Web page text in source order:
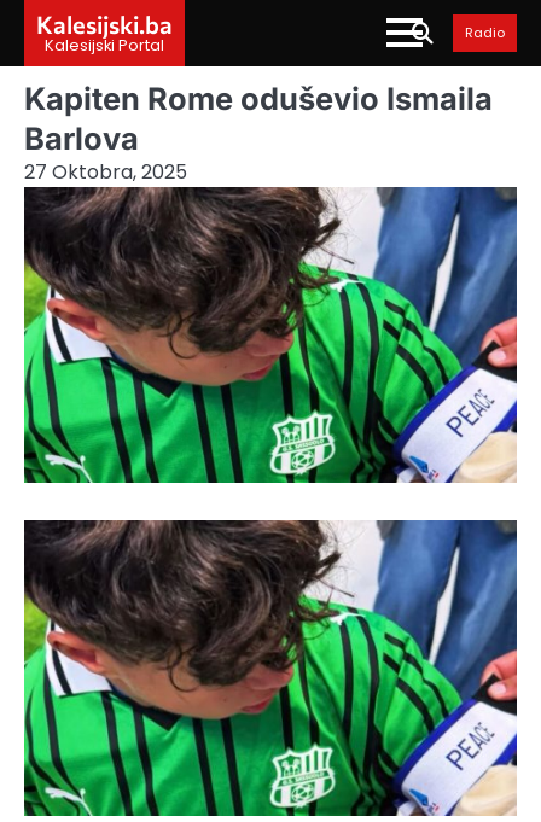
content
Kalesijski.ba
Kalesijski Portal
Radio
Kapiten Rome oduševio Ismaila
Barlova
27 Oktobra, 2025